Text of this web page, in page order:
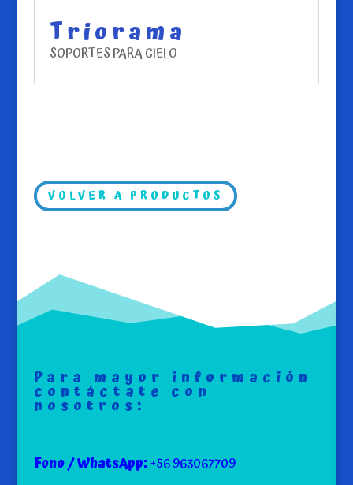
Triorama
SOPORTES PARA CIELO
VOLVER A PRODUCTOS
Para mayor información
contáctate con
nosotros:
Fono / WhatsApp:+56 963067709